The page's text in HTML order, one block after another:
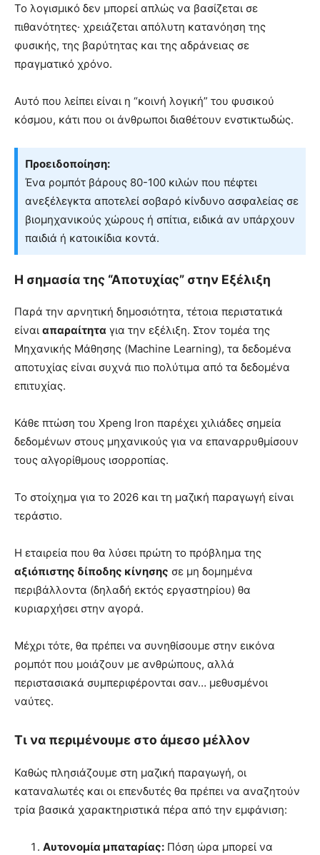
Το λογισμικό δεν μπορεί απλώς να βασίζεται σε
πιθανότητες· χρειάζεται απόλυτη κατανόηση της
φυσικής, της βαρύτητας και της αδράνειας σε
πραγματικό χρόνο.
Αυτό που λείπει είναι η “κοινή λογική” του φυσικού
κόσμου, κάτι που οι άνθρωποι διαθέτουν ενστικτωδώς.
Προειδοποίηση:
Ένα ρομπότ βάρους 80-100 κιλών που πέφτει
ανεξέλεγκτα αποτελεί σοβαρό κίνδυνο ασφαλείας σε
βιομηχανικούς χώρους ή σπίτια, ειδικά αν υπάρχουν
παιδιά ή κατοικίδια κοντά.
Η σημασία της “Αποτυχίας” στην Εξέλιξη
Παρά την αρνητική δημοσιότητα, τέτοια περιστατικά
είναι απαραίτητα για την εξέλιξη. Στον τομέα της
Μηχανικής Μάθησης (Machine Learning), τα δεδομένα
αποτυχίας είναι συχνά πιο πολύτιμα από τα δεδομένα
επιτυχίας.
Κάθε πτώση του Xpeng Iron παρέχει χιλιάδες σημεία
δεδομένων στους μηχανικούς για να επαναρρυθμίσουν
τους αλγορίθμους ισορροπίας.
Το στοίχημα για το 2026 και τη μαζική παραγωγή είναι
τεράστιο.
Η εταιρεία που θα λύσει πρώτη το πρόβλημα της
αξιόπιστης δίποδης κίνησης σε μη δομημένα
περιβάλλοντα (δηλαδή εκτός εργαστηρίου) θα
κυριαρχήσει στην αγορά.
Μέχρι τότε, θα πρέπει να συνηθίσουμε στην εικόνα
ρομπότ που μοιάζουν με ανθρώπους, αλλά
περιστασιακά συμπεριφέρονται σαν… μεθυσμένοι
ναύτες.
Τι να περιμένουμε στο άμεσο μέλλον
Καθώς πλησιάζουμε στη μαζική παραγωγή, οι
καταναλωτές και οι επενδυτές θα πρέπει να αναζητούν
τρία βασικά χαρακτηριστικά πέρα από την εμφάνιση:
Αυτονομία μπαταρίας: Πόση ώρα μπορεί να